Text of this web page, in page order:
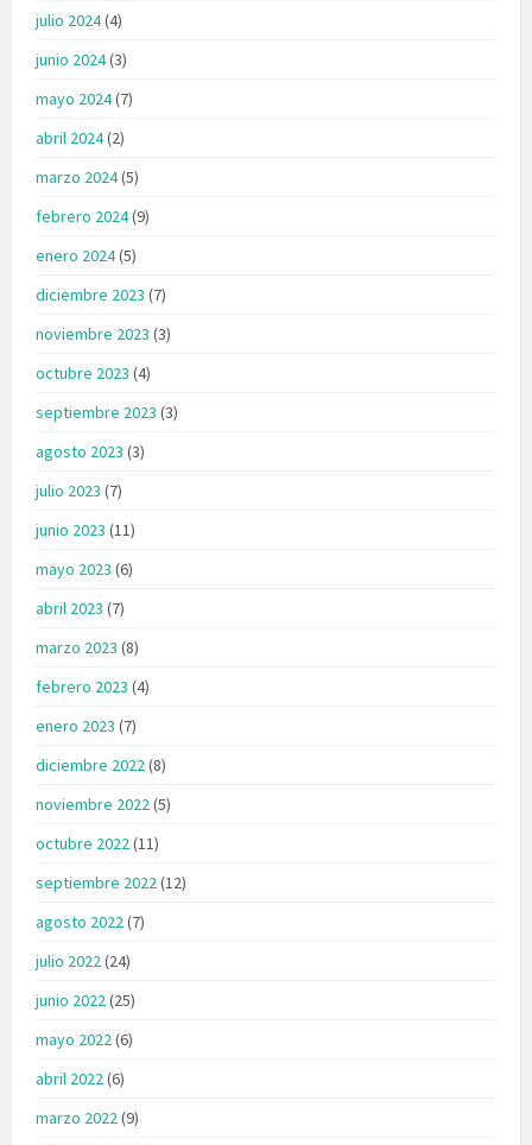
julio 2024(4)
junio 2024(3)
mayo 2024(7)
abril 2024(2)
marzo 2024(5)
febrero 2024(9)
enero 2024(5)
diciembre 2023 (7)
noviembre 2023 (3)
octubre 2023 (4)
septiembre 2023 (3)
agosto 2023 (3)
julio 2023 (7)
junio 2023 (11)
mayo 2023 (6)
abril 2023 (7)
marzo 2023 (8)
febrero 2023 (4)
enero 2023 (7)
diciembre 2022(8)
noviembre 2022(5)
octubre 2022(11)
septiembre 2022(12)
agosto 2022(7)
julio 2022(24)
junio 2022(25)
mayo 2022(6)
abril 2022(6)
marzo 2022(9)